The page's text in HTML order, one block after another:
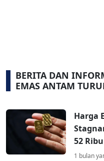
BERITA DAN
EMAS ANTAM
Harga
52
1 bulan